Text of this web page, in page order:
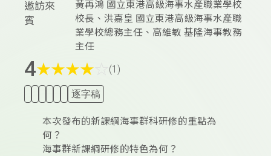
邀訪來
賓
黃再鴻 國立東港高級海事水產職業學校
校長、洪嘉皇 國立東港高級海事水產職
業學校總務主任、高維敏 基隆海事教務
主任
4★★★★ (1)
逐字稿
本次發布的新課綱海事群科研修的重點為
何？
海事群新課綱研修的特色為何？